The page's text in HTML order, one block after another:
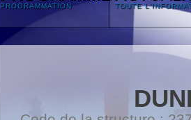
PROGRAMMATION TOUTE